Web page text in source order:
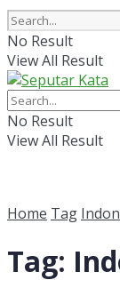
No Result
View All Result
No Result
View All Result
Home Tag
Tag: